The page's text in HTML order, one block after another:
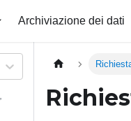
Archiviazione dei dati